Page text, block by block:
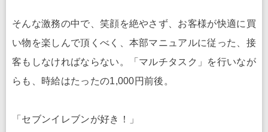
そんな激務の中で、笑顔を絶やさず、お客様が快適に買
い物を楽しんで頂くべく、本部マニュアルに従った、接
客もしなければならない。「マルチタスク」を行いなが
らも、時給はたったの1,000円前後。
「セブンイレブンが好き！」